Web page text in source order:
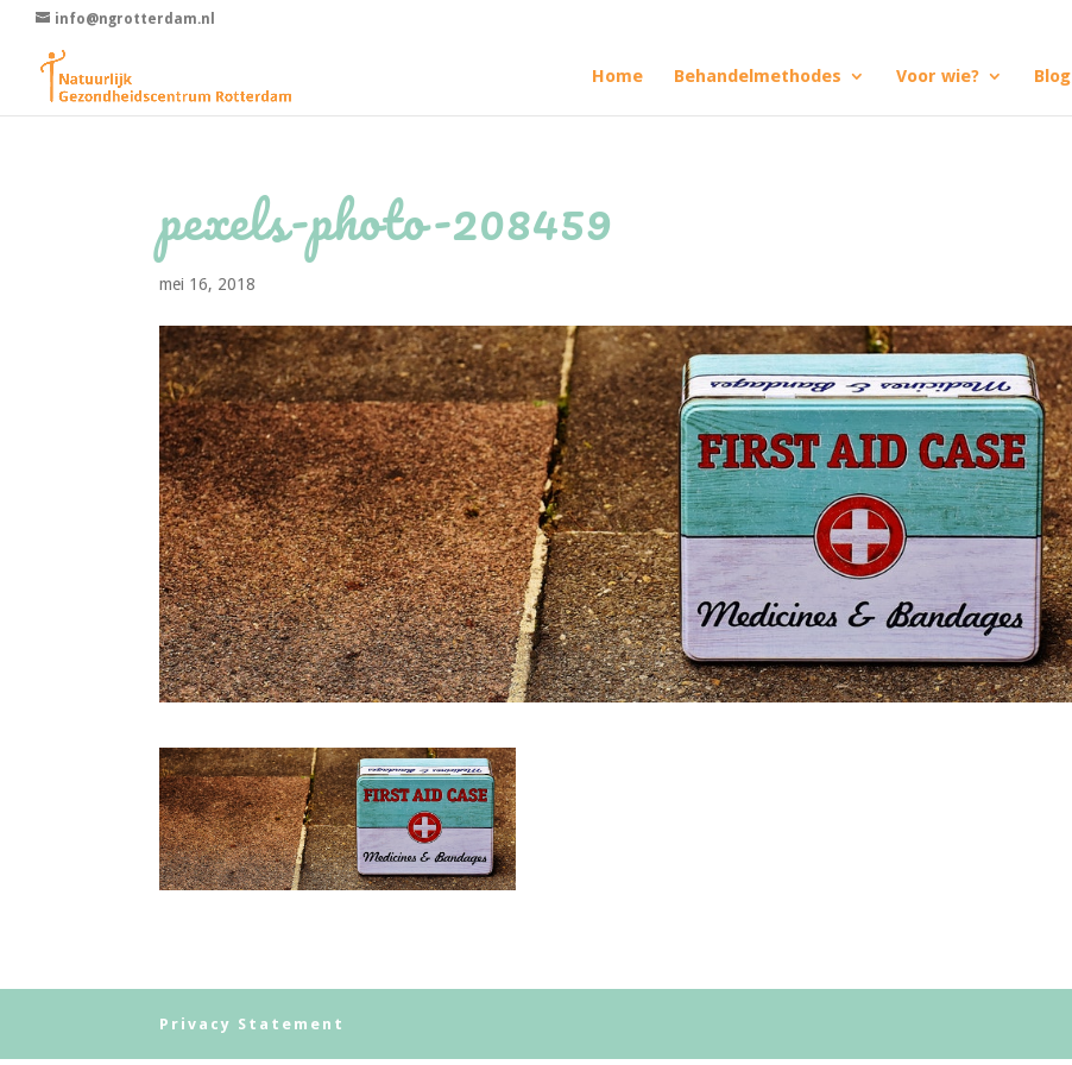
info@ngrotterdam.nl
Home Behandelmethodes Voor wie? Blog
pexels-photo-208459
mei 16, 2018
Privacy Statement